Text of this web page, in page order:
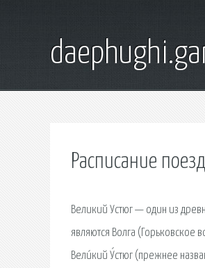
Расписание
Великий Устюг — один из
являются Волга
Вели́кий У́стюг (прежнее